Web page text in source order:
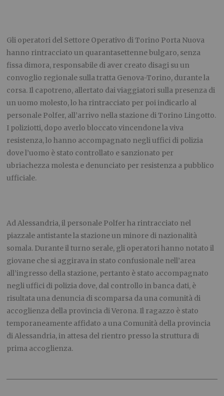
Gli operatori del Settore Operativo di Torino Porta Nuova
hanno rintracciato un quarantasettenne bulgaro, senza
fissa dimora, responsabile di aver creato disagi su un
convoglio regionale sulla tratta Genova-Torino, durante la
corsa. Il capotreno, allertato dai viaggiatori sulla presenza di
un uomo molesto, lo ha rintracciato per poi indicarlo al
personale Polfer, all’arrivo nella stazione di Torino Lingotto.
I poliziotti, dopo averlo bloccato vincendone la viva
resistenza, lo hanno accompagnato negli uffici di polizia
dove l’uomo è stato controllato e sanzionato per
ubriachezza molesta e denunciato per resistenza a pubblico
ufficiale.
Ad Alessandria, il personale Polfer ha rintracciato nel
piazzale antistante la stazione un minore di nazionalità
somala. Durante il turno serale, gli operatori hanno notato il
giovane che si aggirava in stato confusionale nell’area
all’ingresso della stazione, pertanto è stato accompagnato
negli uffici di polizia dove, dal controllo in banca dati, è
risultata una denuncia di scomparsa da una comunità di
accoglienza della provincia di Verona. Il ragazzo è stato
temporaneamente affidato a una Comunità della provincia
di Alessandria, in attesa del rientro presso la struttura di
prima accoglienza.